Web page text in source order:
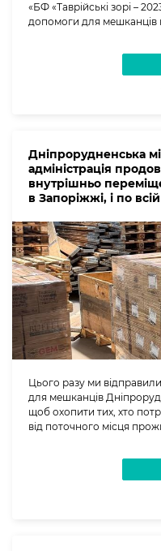
«БФ «Таврійські зорі –
допомоги для мешканців
Дніпрорудненська
адміністрація
внутрішньо
в Запоріжжі, і по
Цього разу ми
для мешканців
щоб охопити тих, хто
від поточного місця